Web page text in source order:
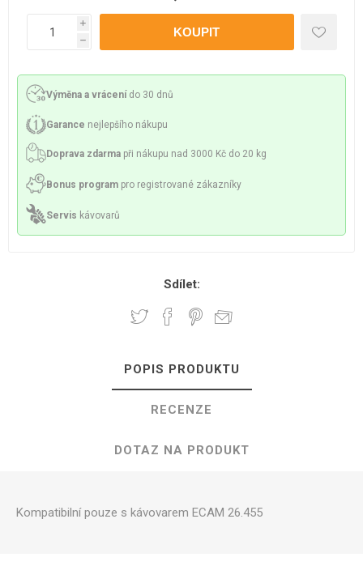
i
h
Výměna a vrácení do 30 dnů
Garance nejlepšího nákupu
Doprava zdarma při nákupu nad 3000 Kč do 20 kg
Bonus program pro registrované zákazníky
Servis kávovarů
Sdílet:
POPIS PRODUKTU
RECENZE
DOTAZ NA PRODUKT
Kompatibilní pouze s kávovarem ECAM 26.455